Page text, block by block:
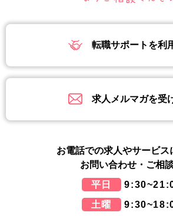
転職サポートを利
求人メルマガを受
お電話での求人やサービス
お問い合わせ・ご相
平日
土曜